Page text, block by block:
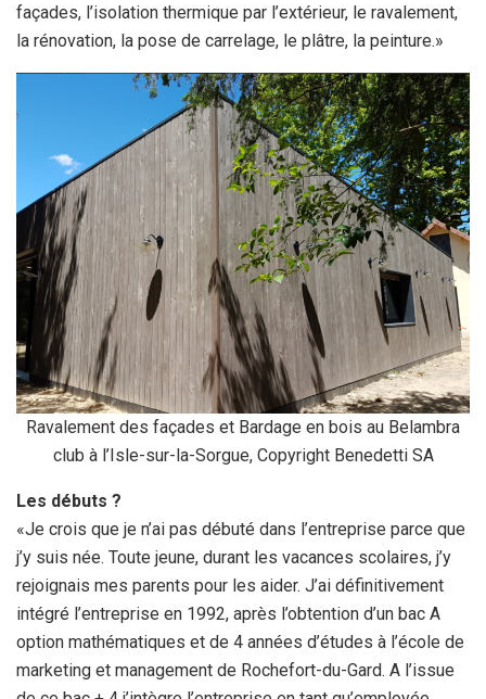
façades, l’isolation thermique par l’extérieur, le ravalement,
la rénovation, la pose de carrelage, le plâtre, la peinture.»
Ravalement des façades et Bardage en bois au Belambra
club à l’Isle-sur-la-Sorgue, Copyright Benedetti SA
Les débuts ?
«Je crois que je n’ai pas débuté dans l’entreprise parce que
j’y suis née. Toute jeune, durant les vacances scolaires, j’y
rejoignais mes parents pour les aider. J’ai définitivement
intégré l’entreprise en 1992, après l’obtention d’un bac A
option mathématiques et de 4 années d’études à l’école de
marketing et management de Rochefort-du-Gard. A l’issue